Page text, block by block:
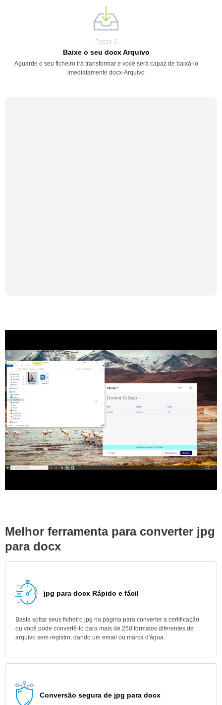
Passo 3
Baixe o seu docx Arquivo
Aguarde o seu ficheiro irá transformar e você será capaz de baixá-lo
imediatamente docx-Arquivo
Melhor ferramenta para converter jpg
para docx
jpg para docx Rápido e fácil
Basta soltar seus ficheiro jpg na página para converter a certificação
ou você pode convertê-lo para mais de 250 formatos diferentes de
arquivo sem registro, dando um email ou marca d'água.
Conversão segura de jpg para docx